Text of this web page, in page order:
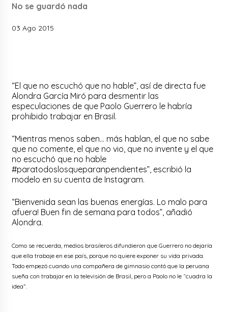
No se guardó nada
03 Ago 2015
“El que no escuchó que no hable”, así de directa fue
Alondra García Miró para desmentir las
especulaciones de que Paolo Guerrero le habría
prohibido trabajar en Brasil.
“Mientras menos saben… más hablan, el que no sabe
que no comente, el que no vio, que no invente y el que
no escuchó que no hable
#paratodoslosqueparanpendientes”, escribió la
modelo en su cuenta de Instagram.
“Bienvenida sean las buenas energías. Lo malo para
afuera! Buen fin de semana para todos”, añadió
Alondra.
Como se recuerda, medios brasileros difundieron que Guerrero no dejaría
que ella trabaje en ese país, porque no quiere exponer su vida privada.
Todo empezó cuando una compañera de gimnasio contó que la peruana
sueña con trabajar en la televisión de Brasil, pero a Paolo no le “cuadra la
idea”.